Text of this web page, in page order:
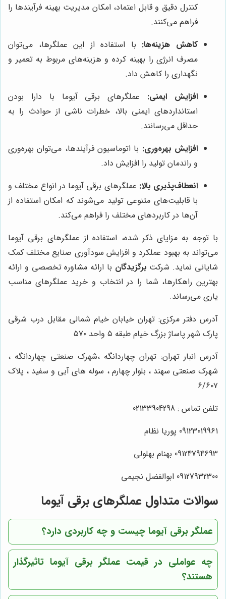
کنترل دقیق و قابل اعتماد، امکان مدیریت بهینه فرآیندها را
فراهم می‌کنند.
کاهش هزینه‌ها: با استفاده از این عملگرها، می‌توان
مصرف انرژی را بهینه کرده و هزینه‌های مربوط به تعمیر و
نگهداری را کاهش داد.
افزایش ایمنی: عملگرهای برقی آیوما با دارا بودن
استانداردهای ایمنی بالا، خطرات ناشی از حوادث را به
حداقل می‌رسانند.
افزایش بهره‌وری: با اتوماسیون فرآیندها، می‌توان بهره‌وری
و راندمان تولید را افزایش داد.
انعطاف‌پذیری بالا: عملگرهای برقی آیوما در انواع مختلف و
با قابلیت‌های متنوعی تولید می‌شوند که امکان استفاده از
آن‌ها در کاربردهای مختلف را فراهم می‌کند.
با توجه به مزایای ذکر شده، استفاده از عملگرهای برقی آیوما
می‌تواند به بهبود عملکرد و افزایش سودآوری صنایع مختلف کمک
شایانی نماید. شرکت برگزیدگان با ارائه مشاوره تخصصی و ارائه
بهترین راهکارها، شما را در انتخاب و خرید عملگرهای مناسب
یاری می‌رساند.
آدرس دفتر مرکزی: تهران خیابان خیام شمالی مقابل درب شرقی
پارک شهر پاساژ بزرگ خیام طبقه ۵ واحد ۵۷۰
آدرس انبار تهران: تهران چهاردانگه ،شهرک صنعتی چهاردانگه ،
شهرک صنعتی سهند ، بلوار چهارم ، سوله های آبی و سفید ، پلاک
۶/۶۰۷
تلفن تماس : 02133904298
09123019961 پوریا نظام
09124794693 بهنام بهلولی
09127932300 ابوالفضل نجیمی
سوالات متداول عملگرهای برقی آیوما
عملگر برقی آیوما چیست و چه کاربردی دارد؟
چه عواملی در قیمت عملگر برقی آیوما تاثیرگذار
هستند؟